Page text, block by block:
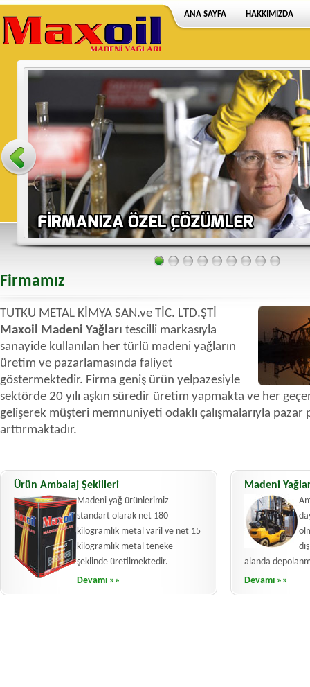
ANA SAYFA HAKKIMIZDA
Firmamız
TUTKU METAL KİMYA SAN.ve TİC. LTD.ŞTİ
Maxoil Madeni Yağları tescilli markasıyla
sanayide kullanılan her türlü madeni yağların
üretim ve pazarlamasında faliyet
göstermektedir. Firma geniş ürün yelpazesiyle
sektörde 20 yılı aşkın süredir üretim yapmakta ve her
gelişerek müşteri memnuniyeti odaklı çalışmalarıyla pazar
arttırmaktadır.
Ürün Ambalaj Şekilleri
Madeni yağ ürünlerimiz
standart olarak net 180
kilogramlık metal varil ve net 15
kilogramlık metal teneke
şeklinde üretilmektedir.
Devamı »»
Madeni
alanda
Devamı »»